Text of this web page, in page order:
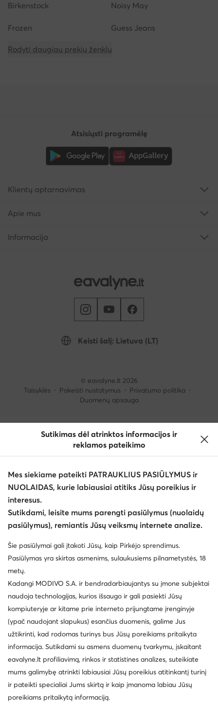
Birkenstock Noisy May
Frozen Guess Jeans
Rodyti daugiau prekių ženklų
Keisti šalį: Lietuva (LT)
Atsisiųsti programėlę
Klientų aptarnavimas
Apie mus
Informacija
© eavalyne.lt 2026
Taisyklės
Pakeisti nustatymus
Privatumo politika
Duomenų apsauga
Sutikimas dėl atrinktos informacijos ir
reklamos pateikimo
Mes siekiame pateikti PATRAUKLIUS PASIŪLYMUS ir
NUOLAIDAS, kurie labiausiai atitiks Jūsų poreikius ir
interesus.
Sutikdami, leisite mums parengti pasiūlymus (nuolaidų
pasiūlymus), remiantis Jūsų veiksmų internete analize.
Šie pasiūlymai gali įtakoti Jūsų, kaip Pirkėjo sprendimus.
Pasiūlymas yra skirtas asmenims, sulaukusiems pilnametystės, 18
metų.
Kadangi MODIVO S.A. ir bendradarbiaujantys su įmone subjektai
naudoja technologijas, kurios išsaugo ir gali pasiekti Jūsų
kompiuteryje ar kitame prie interneto prijungtame įrenginyje
(ypač naudojant slapukus) esančius duomenis, galime Jus
užtikrinti, kad rodomas turinys bus Jūsų poreikiams pritaikyta
informacija. Sutikdami su asmens duomenų tvarkymu, įskaitant
eavalyne.lt profiliavimą, rinkos ir statistines analizes, suteikiate
mums galimybę atrinkti labiausiai Jūsų poreikius atitinkantį turinį
ir pateikti specialiai Jums skirtą ir kaip įmanoma labiau Jūsų
poreikiams pritaikytą informaciją.